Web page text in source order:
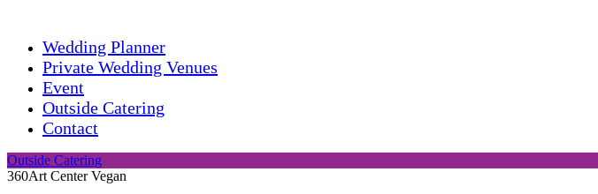
Wedding Planner
Private Wedding Venues
Event
Outside Catering
Contact
Outside Catering
360Art Center Vegan